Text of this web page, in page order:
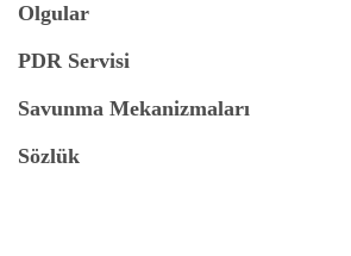
Olgular
PDR Servisi
Savunma Mekanizmaları
Sözlük